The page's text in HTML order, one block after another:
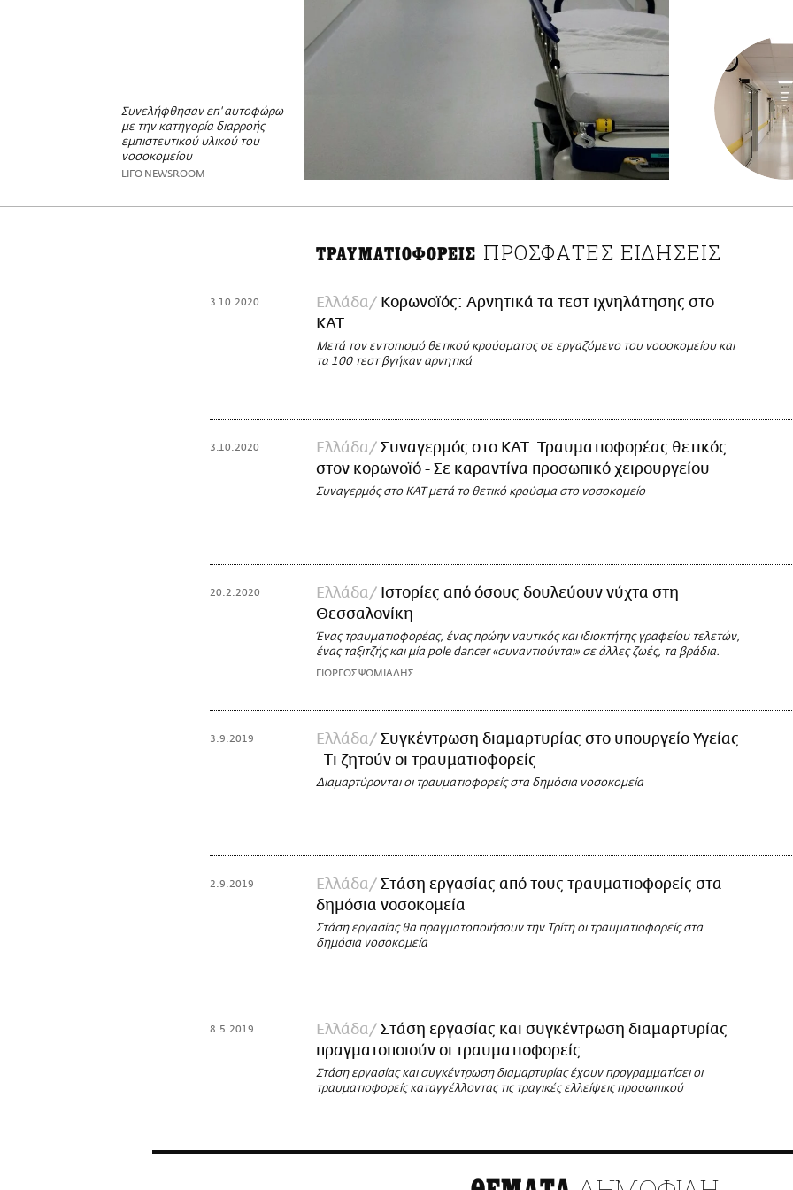
Συνελήφθησαν επ' αυτοφώρω
με την κατηγορία διαρροής
εμπιστευτικού υλικού του
νοσοκομείου
LIFO NEWSROOM
ΤΡΑΥΜΑΤΙΟΦΟΡΕΙΣ ΠΡΟΣΦΑΤΕΣ ΕΙΔΗΣΕΙΣ
3.10.2020 Ελλάδα
Κορωνοϊός: Αρνητικά τα τεστ ιχνηλάτησης στο
ΚΑΤ
Μετά τον εντοπισμό θετικού κρούσματος σε εργαζόμενο του νοσοκομείου και
τα 100 τεστ βγήκαν αρνητικά
3.10.2020 Ελλάδα
Συναγερμός στο ΚΑΤ: Τραυματιοφορέας θετικός
στον κορωνοϊό - Σε καραντίνα προσωπικό χειρουργείου
Συναγερμός στο ΚΑΤ μετά το θετικό κρούσμα στο νοσοκομείο
20.2.2020 Ελλάδα
Ιστορίες από όσους δουλεύουν νύχτα στη
Θεσσαλονίκη
Ένας τραυματιοφορέας, ένας πρώην ναυτικός και ιδιοκτήτης γραφείου τελετών,
ένας ταξιτζής και μία pole dancer «συναντιούνται» σε άλλες ζωές, τα βράδια.
ΓΙΩΡΓΟΣ ΨΩΜΙΑΔΗΣ
3.9.2019 Ελλάδα
Συγκέντρωση διαμαρτυρίας στο υπουργείο Υγείας
- Τι ζητούν οι τραυματιοφορείς
Διαμαρτύρονται οι τραυματιοφορείς στα δημόσια νοσοκομεία
2.9.2019 Ελλάδα
Στάση εργασίας από τους τραυματιοφορείς στα
δημόσια νοσοκομεία
Στάση εργασίας θα πραγματοποιήσουν την Τρίτη οι τραυματιοφορείς στα
δημόσια νοσοκομεία
8.5.2019 Ελλάδα
Στάση εργασίας και συγκέντρωση διαμαρτυρίας
πραγματοποιούν οι τραυματιοφορείς
Στάση εργασίας και συγκέντρωση διαμαρτυρίας έχουν προγραμματίσει οι
τραυματιοφορείς καταγγέλλοντας τις τραγικές ελλείψεις προσωπικού